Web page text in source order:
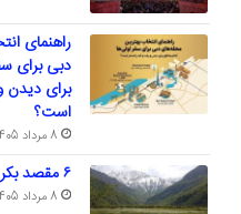
راهنمای
دبی برای
برای
است؟
8 مرداد 1405
۶ مقصد بکر و خنک اطراف تهران
8 مرداد 1405